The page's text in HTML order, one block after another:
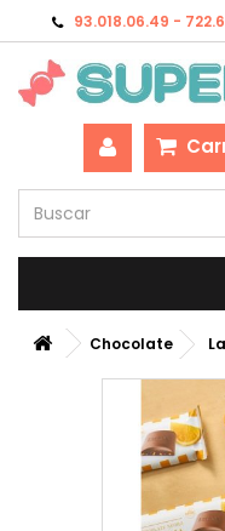
93.018.06.49 -
Chocolate